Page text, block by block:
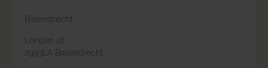
Barendrecht
Londen 18
2993LA Barendrecht